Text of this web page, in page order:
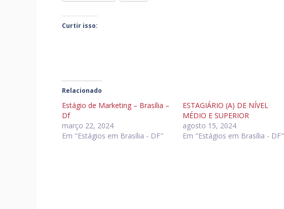
Curtir isso:
Relacionado
Estágio de Marketing – Brasília –
Df
março 22, 2024
Em "Estágios em Brasília - DF"
ESTAGIÁRIO (A) DE NÍVEL
MÉDIO E SUPERIOR
agosto 15, 2024
Em "Estágios em Brasília - DF"